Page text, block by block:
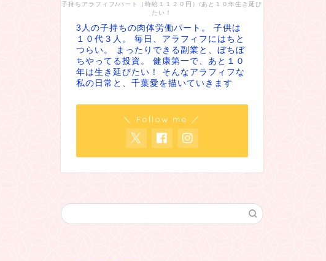
子持ちアラフィフ/パート（時給１１２０円）/あと１０年生き延び
たい！
3人の子持ちの肉体労働パート。 子供は
１０代３人。 毎日、アラフィフにはちと
つらい。 まったりできる副業と、ぼちぼ
ちやってる投資。 健康第一で、あと１０
年は生き延びたい！ そんなアラフィフな
私の日常と、千葉愛を描いていきます
＼ Follow me ／